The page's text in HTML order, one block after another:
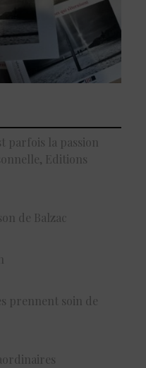
parfois la passion
Editions
de Balzac
prennent soin de